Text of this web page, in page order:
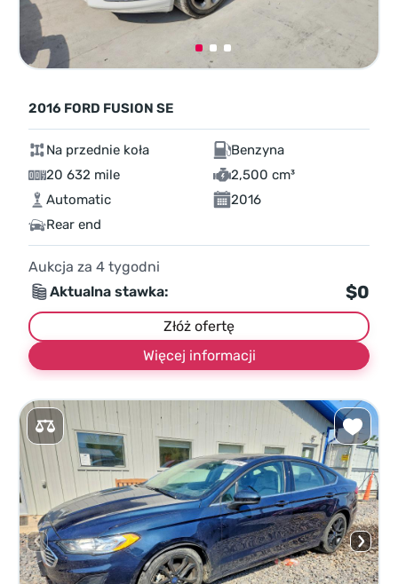
2016 FORD FUSION SE
Na przednie koła
Benzyna
20 632 mile
2,500 cm³
Automatic
2016
Rear end
Aukcja za 4 tygodni
Aktualna stawka:
$0
Złóż ofertę
Więcej informacji